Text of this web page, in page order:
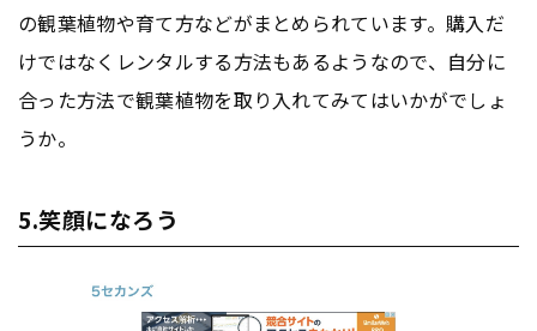
の観葉植物や育て方などがまとめられています。購入だ
けではなくレンタルする方法もあるようなので、自分に
合った方法で観葉植物を取り入れてみてはいかがでしょ
うか。
5.笑顔になろう